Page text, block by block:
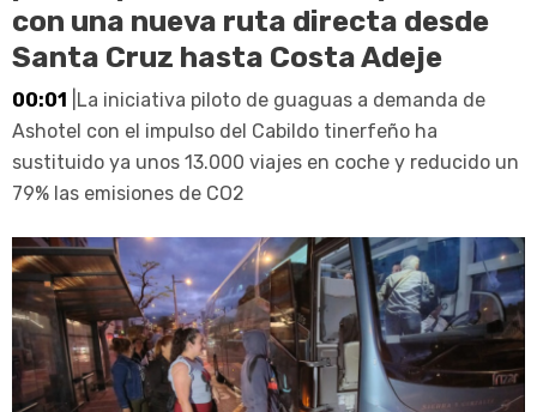
con una nueva ruta directa desde
Santa Cruz hasta Costa Adeje
00:01 |La iniciativa piloto de guaguas a demanda de
Ashotel con el impulso del Cabildo tinerfeño ha
sustituido ya unos 13.000 viajes en coche y reducido un
79% las emisiones de CO2